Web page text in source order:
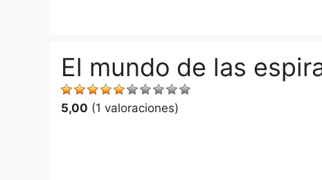
El mundo de las
5,00 (1 valoraciones)